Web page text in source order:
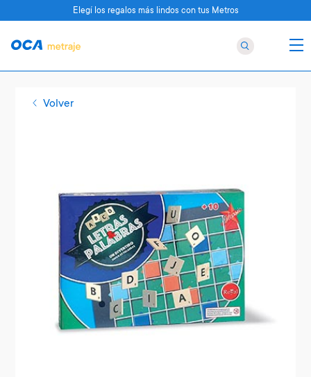
Volver
Elegí los regalos más lindos con tus Metros